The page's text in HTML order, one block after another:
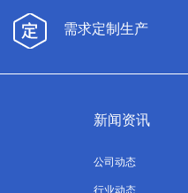
需求定制生产
新闻资讯
公司动态
行业动态